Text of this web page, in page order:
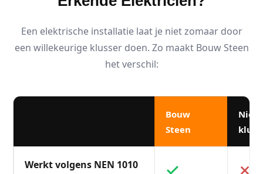
Een elektrische installatie laat je niet zomaar door
een willekeurige klusser doen. Zo maakt Bouw Steen
het verschil:
Bouw
Steen
Niet-
Werkt volgens NEN 1010